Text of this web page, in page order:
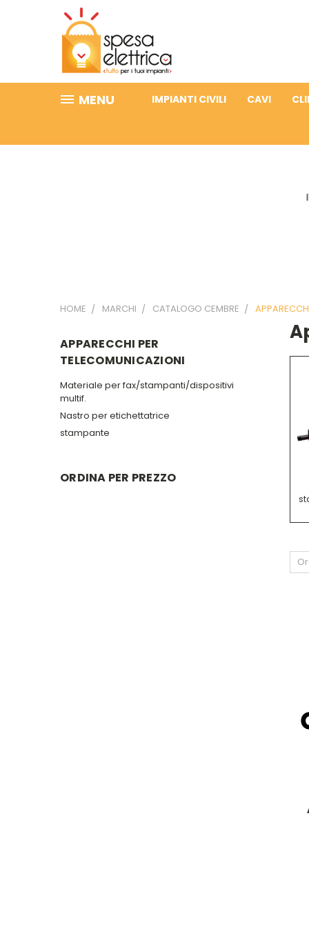
MENU IMPIANTI CIVILI CAVI
HOME MARCHI CATALOGO CEMBRE
APPARECCHI PER
TELECOMUNICAZIONI
Materiale per fax/stampanti/dispositivi
multif.
Nastro per etichettatrice
stampante
ORDINA PER PREZZO